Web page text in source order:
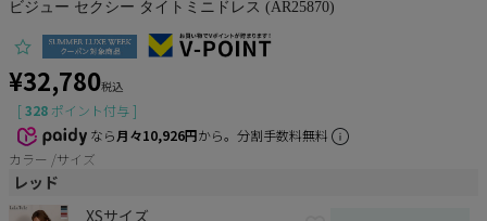
ビジュー セクシー タイトミニドレス (AR25870)
¥32,780税込
[328 ポイント付与 ]
なら月々10,926円から。分割手数料無料
カラー
サイズ
レッド
XSサイズ